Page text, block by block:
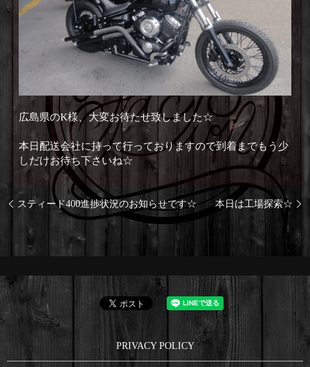
広島県のK様、大変お待たせ致しました☆
本日配送会社に持って行っておりますので到着までもう少
しだけお待ち下さいね☆
スティード400進捗状況のお知らせです☆ 本日は工場探索☆
PRIVACY POLICY